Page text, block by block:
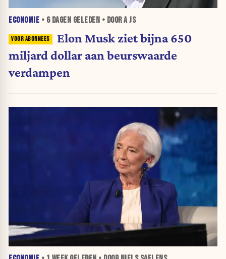
ECONOMIE • 6 DAGEN GELEDEN • DOOR A JS
Elon Musk ziet bijna 650
miljard dollar aan beurswaarde
verdampen